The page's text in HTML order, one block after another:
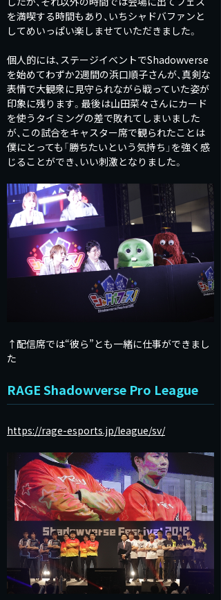
を満喫する時間もあり、いちシャドバファンと
してめいっぱい楽しませていただきました。
個人的には、ステージイベントでShadowverse
を始めてわずか2週間の浜口順子さんが、真剣な
表情で大観衆に見守られながら戦っていた姿が
印象に残ります。最後は山田菜々さんにカード
を使うタイミングの差で敗れてしまいました
が、この試合をキャスター席で観られたことは
僕にとっても「勝ちたいという気持ち」を強く感
じることができ、いい刺激となりました。
↑配信席では“彼ら”とも一緒に仕事ができまし
た
RAGE Shadowverse Pro League
https://rage-esports.jp/league/sv/